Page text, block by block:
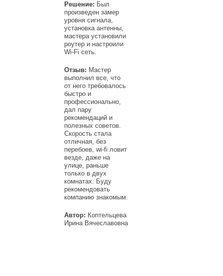
Решение: Был
произведен замер
уровня сигнала,
установка антенны,
мастера установили
роутер и настроили
Wi-Fi сеть.
Отзыв: Мастер
выполнил все, что
от него требовалось
быстро и
профессионально,
дал пару
рекомендаций и
полезных советов.
Скорость стала
отличная, без
перебоев, wi-fi ловит
везде, даже на
улице, раньше
только в двух
комнатах. Буду
рекомендовать
компанию знакомым.
Автор: Коптельцева
Ирина Вячеславовна